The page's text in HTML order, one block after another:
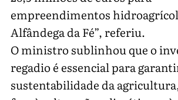
empreendimentos
Alfândega da Fé”, referiu.
O ministro sublinhou que o
regadio é essencial para
sustentabilidade da